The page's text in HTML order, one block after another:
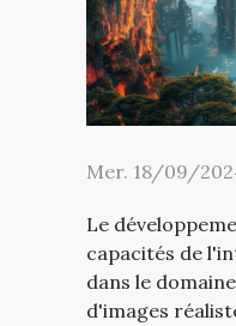
Mer. 18/09/
Le
capacités de
dans le
d'images